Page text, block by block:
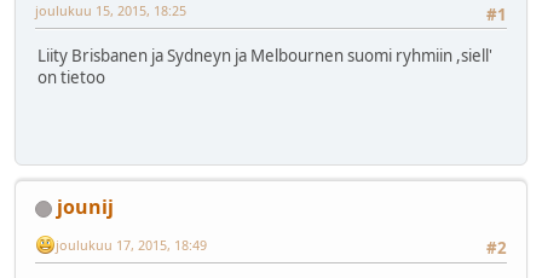
#1
joulukuu 15, 2015, 18:25
Liity Brisbanen ja Sydneyn ja Melbournen suomi ryhmiin ,siell'
on tietoo
jounij
#2
joulukuu 17, 2015, 18:49